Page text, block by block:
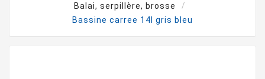
Balai, serpillère, brosse
Bassine carree 14l gris bleu